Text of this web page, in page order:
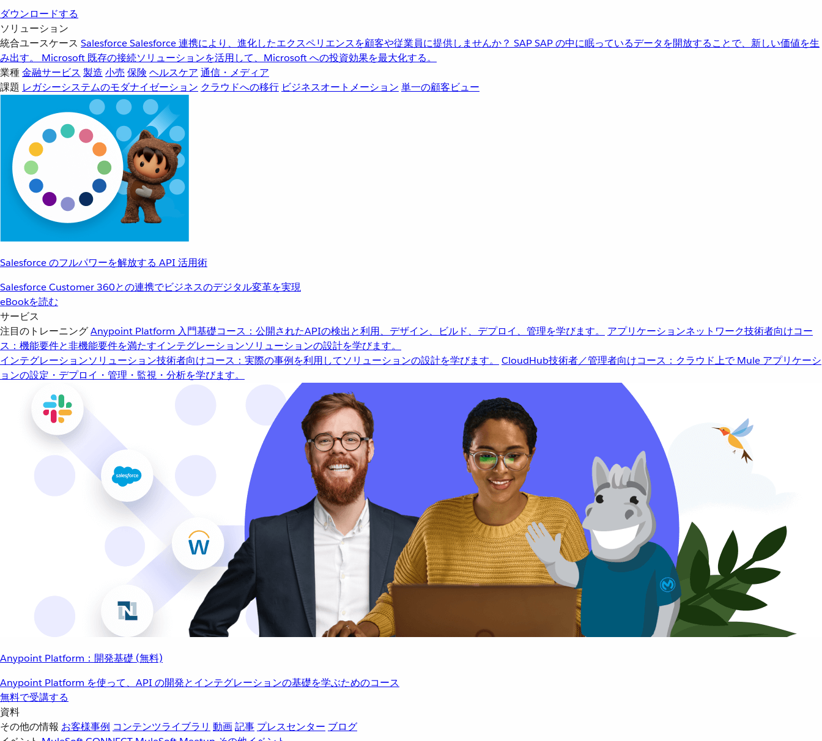
ダウンロードする
ソリューション
統合ユースケース SalesforceSalesforce 連携により、進化したエクスペリエンスを顧客や従業員に提供しませんか？ SAPSAP の中に眠っているデータを開放することで、新しい価値を生
み出す。
Microsoft 既存の接続ソリューションを活用して、Microsoft への投資効果を最大化する。
業種金融サービス 製造 小売 保険 ヘルスケア 通信・メディア
課題 レガシーシステムのモダナイゼーション クラウドへの移行 ビジネスオートメーション 単一の顧客ビュー
Salesforce のフルパワーを解放する API 活用術
Salesforce Customer 360との連携でビジネスのデジタル変革を実現
eBookを読む
サービス
注目のトレーニングAnypoint Platform 入門基礎コース：公開されたAPIの検出と利用、デザイン、ビルド、デプロイ、管理を学びます。 アプリケーションネットワーク技術者向けコー
ス：機能要件と非機能要件を満たすインテグレーションソリューションの設計を学びます。
インテグレーションソリューション技術者向けコース：実際の事例を利用してソリューションの設計を学びます。 CloudHub技術者／管理者向けコース：クラウド上で Mule アプリケーシ
ョンの設定・デプロイ・管理・監視・分析を学びます。
Anypoint Platform：開発基礎 (無料)
Anypoint Platform を使って、API の開発とインテグレーションの基礎を学ぶためのコース
無料で受講する
資料
その他の情報 お客様事例 コンテンツライブラリ 動画記事 プレスセンター ブログ